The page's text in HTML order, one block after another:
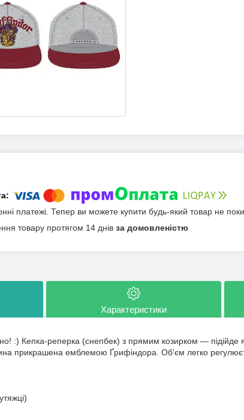
платежі. Тепер ви можете купити будь-який товар не
товару протягом 14 днів за домовленістю
Характеристики
:) Кепка-реперка (снепбек) з прямим козирком —
прикрашена емблемою Ґрифіндора. Об'єм легко